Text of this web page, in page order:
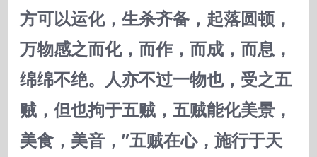
方可以运化，生杀齐备，起落圆顿，
万物感之而化，而作，而成，而息，
绵绵不绝。人亦不过一物也，受之五
贼，但也拘于五贼，五贼能化美景，
美食，美音，”五贼在心，施行于天